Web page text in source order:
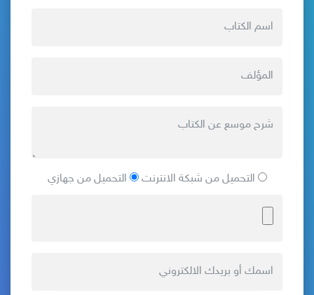
التحميل من شبكة الانترنت التحميل من جهازي